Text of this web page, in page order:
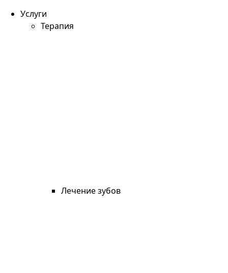
Услуги
Терапия
Лечение зубов